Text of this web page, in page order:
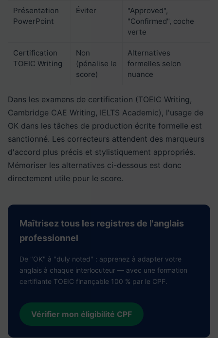
Présentation
PowerPoint
Éviter
"Approved",
"Confirmed", coche
verte
Certification
TOEIC Writing
Non
(pénalise le
score)
Alternatives
formelles selon
nuance
Dans les examens de certification (TOEIC Writing,
Cambridge CAE Writing, IELTS Academic), l'usage de
OK dans les tâches de production écrite formelle est
sanctionné. Les correcteurs attendent des marqueurs
d'accord plus précis et stylistiquement appropriés.
Mémoriser les alternatives ci-dessous est donc
directement utile pour le score.
Maîtrisez tous les registres de l'anglais
professionnel
De "OK" à "duly noted" : apprenez à adapter votre
anglais à chaque interlocuteur — avec une formation
certifiante TOEIC finançable 100 % par le CPF.
Vérifier mon éligibilité CPF